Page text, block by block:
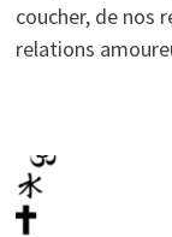
coucher, de nos
relations